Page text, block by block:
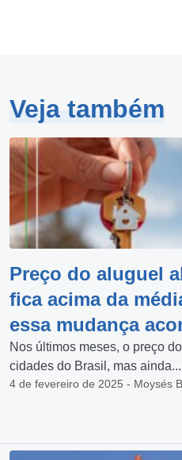
Veja também
Preço do aluguel
fica acima da
essa mudança
Nos últimos meses, o preço
cidades do Brasil, mas ainda...
4 de fevereiro de 2025 - Moysés